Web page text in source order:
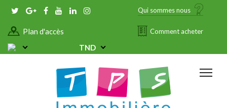
Qui sommes nous
Plan d'accès Comment acheter
TND